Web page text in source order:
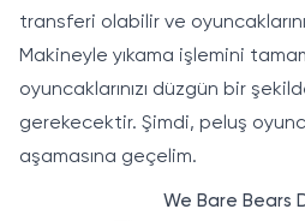
transferi olabilir ve
Makineyle yıkama işlemini
oyuncaklarınızı düzgün bir
gerekecektir. Şimdi, peluş
aşamasına geçelim.
We Bare Bears